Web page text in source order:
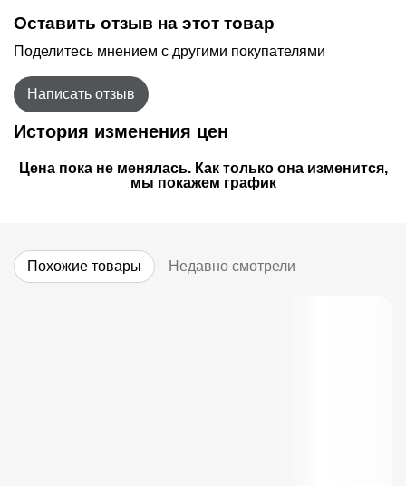
Оставить отзыв на этот товар
Поделитесь мнением с другими покупателями
Написать отзыв
История изменения цен
Цена пока не менялась. Как только она изменится,
мы покажем график
Похожие товары Недавно смотрели